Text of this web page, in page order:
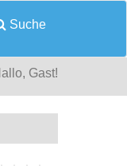
Suche
Gast!